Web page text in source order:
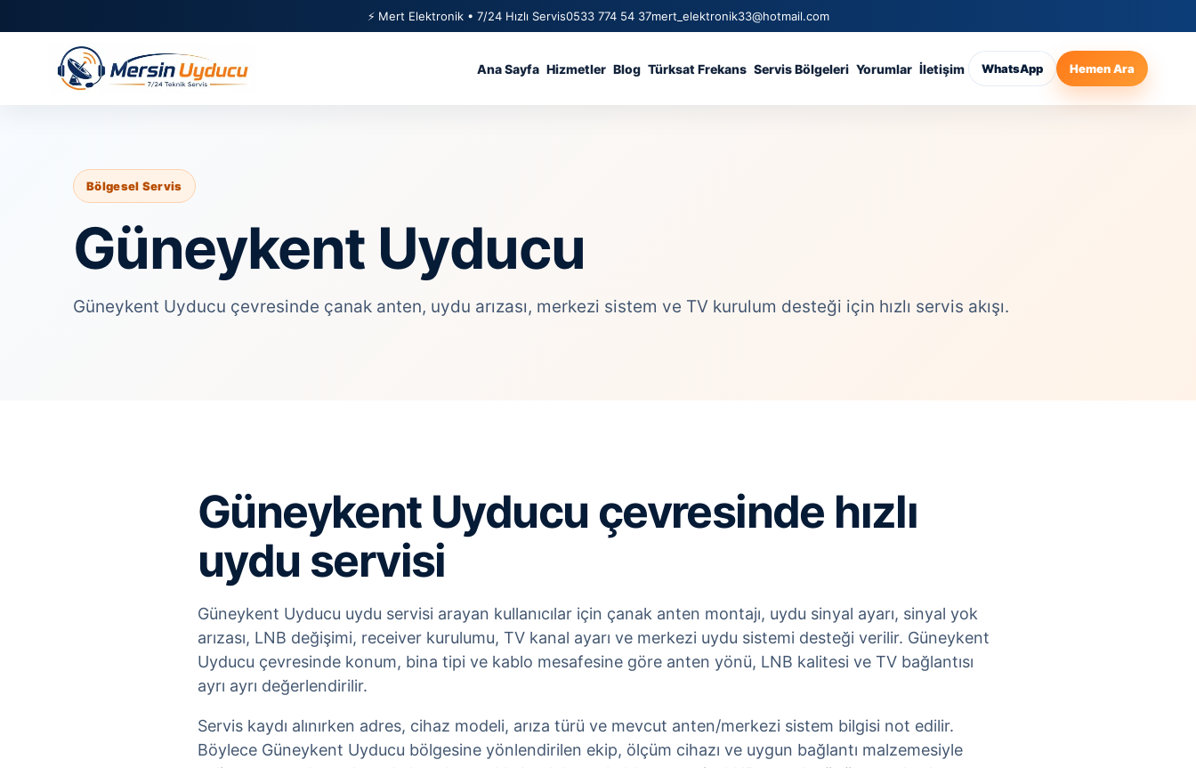
⚡ Mert Elektronik • 7/24 Hızlı Servis0533 774 54 37mert_elektronik33@hotmail.com
Ana Sayfa Hizmetler Blog Türksat Frekans Servis Bölgeleri Yorumlar İletişim WhatsApp Hemen Ara
Bölgesel Servis
Güneykent Uyducu
Güneykent Uyducu çevresinde çanak anten, uydu arızası, merkezi sistem ve TV kurulum desteği için hızlı servis akışı.
Güneykent Uyducu çevresinde hızlı
uydu servisi
Güneykent Uyducu uydu servisi arayan kullanıcılar için çanak anten montajı, uydu sinyal ayarı, sinyal yok
arızası, LNB değişimi, receiver kurulumu, TV kanal ayarı ve merkezi uydu sistemi desteği verilir. Güneykent
Uyducu çevresinde konum, bina tipi ve kablo mesafesine göre anten yönü, LNB kalitesi ve TV bağlantısı
ayrı ayrı değerlendirilir.
Servis kaydı alınırken adres, cihaz modeli, arıza türü ve mevcut anten/merkezi sistem bilgisi not edilir.
Böylece Güneykent Uyducu bölgesine yönlendirilen ekip, ölçüm cihazı ve uygun bağlantı malzemesiyle